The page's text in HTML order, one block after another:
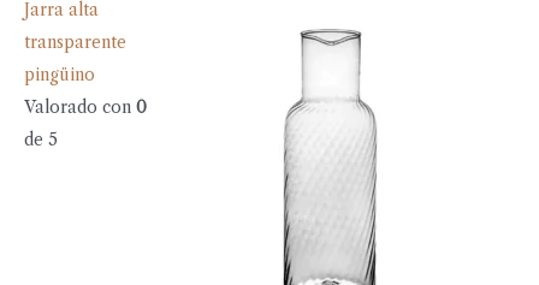
Jarra alta
transparente
pingüino
Valorado con 0
de 5